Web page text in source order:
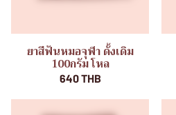
ยาสีฟันหมอจุฬา ดั้งเดิม
100กรัม โหล
640 THB